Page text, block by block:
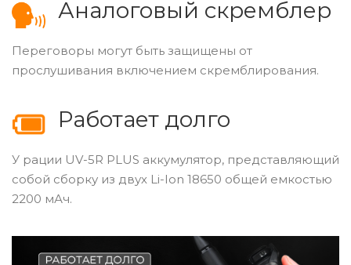
Аналоговый скремблер
Переговоры могут быть защищены от
прослушивания включением скремблирования.
Работает долго
У рации UV-5R PLUS аккумулятор, представляющий
собой сборку из двух Li-Ion 18650 общей емкостью
2200 мАч.